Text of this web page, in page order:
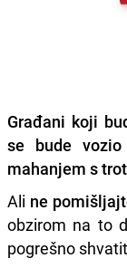
Građani koji
se bude vozio
mahanjem s
Ali ne
obzirom na to
pogrešno